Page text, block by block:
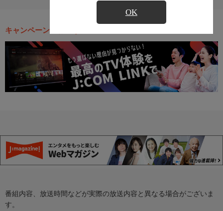
OK
キャンペーン・お得な情報
番組内容、放送時間などが実際の放送内容と異なる場合がございま
す。